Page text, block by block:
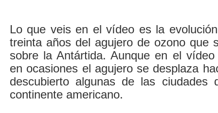
Lo que veis en el vídeo es la
treinta años del agujero de ozono que
sobre la Antártida. Aunque en el
en ocasiones el agujero se desplaza
descubierto algunas de las ciudades
continente americano.